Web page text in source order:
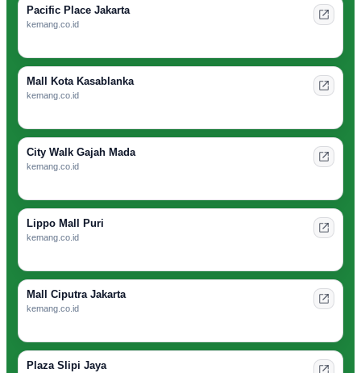
Pacific Place Jakarta
kemang.co.id
Mall Kota Kasablanka
kemang.co.id
City Walk Gajah Mada
kemang.co.id
Lippo Mall Puri
kemang.co.id
Mall Ciputra Jakarta
kemang.co.id
Plaza Slipi Jaya